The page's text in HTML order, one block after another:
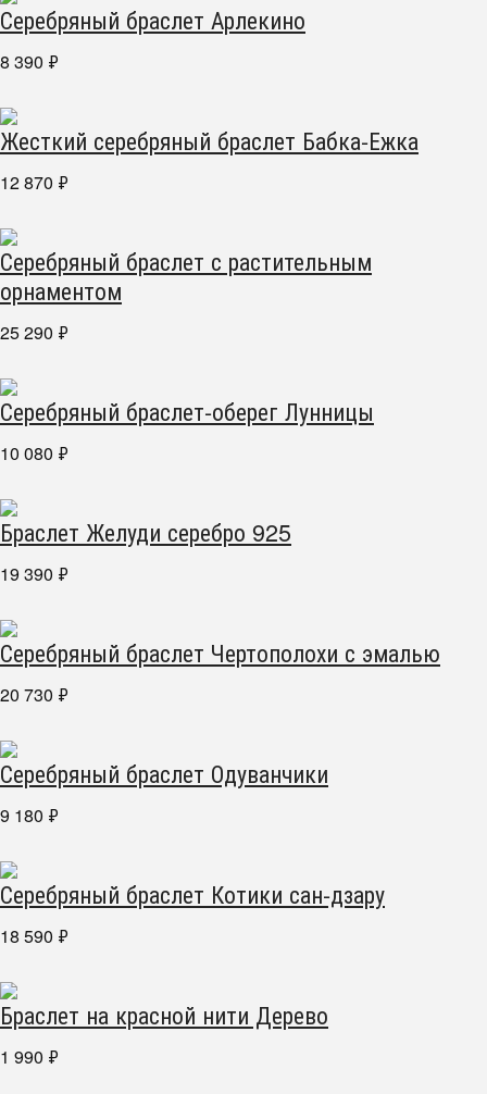
Серебряный браслет Арлекино
8 390 ₽
Жесткий серебряный браслет Бабка-Ежка
12 870 ₽
Серебряный браслет с растительным
орнаментом
25 290 ₽
Серебряный браслет-оберег Лунницы
10 080 ₽
Браслет Желуди серебро 925
19 390 ₽
Серебряный браслет Чертополохи с эмалью
20 730 ₽
Серебряный браслет Одуванчики
9 180 ₽
Серебряный браслет Котики сан-дзару
18 590 ₽
Браслет на красной нити Дерево
1 990 ₽